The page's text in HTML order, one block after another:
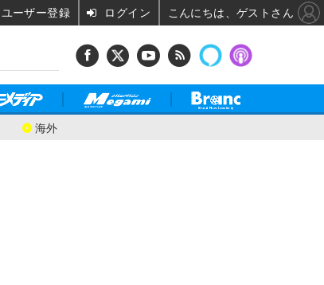
海外
ユーザー登録 ログイン こんにちは、ゲストさん